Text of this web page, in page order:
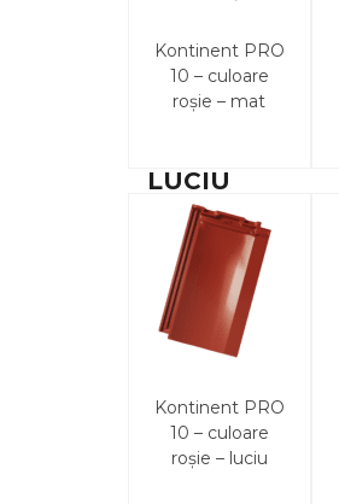
Kontinent PRO
10 – culoare
roșie – mat
LUCIU
Kontinent PRO
10 – culoare
roșie – luciu